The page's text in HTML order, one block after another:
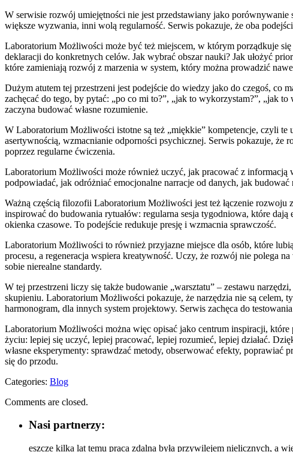
W serwisie rozwój umiejętności nie jest przedstawiany jako
większe wyzwania, inni wolą regularność. Serwis pokazuje, że oba
Laboratorium Możliwości może być też miejscem, w którym porządkuje
deklaracji do konkretnych celów. Jak wybrać obszar nauki? Jak ułożyć
które zamieniają rozwój z marzenia w system, który można prowadzić
Dużym atutem tej przestrzeni jest podejście do wiedzy jako do czegoś, co
zachęcać do tego, by pytać: „po co mi to?”, „jak to wykorzystam?”, „jak
zaczyna budować własne rozumienie.
W Laboratorium Możliwości istotne są też „miękkie” kompetencje, czyli
asertywnością, wzmacnianie odporności psychicznej. Serwis pokazuje,
poprzez regularne ćwiczenia.
Laboratorium Możliwości może również uczyć, jak pracować z informacją
podpowiadać, jak odróżniać emocjonalne narracje od danych, jak
Ważną częścią filozofii Laboratorium Możliwości jest też łączenie
inspirować do budowania rytuałów: regularna sesja tygodniowa, które
okienka czasowe. To podejście redukuje presję i wzmacnia sprawczość.
Laboratorium Możliwości to również przyjazne miejsce dla osób, które
procesu, a regeneracja wspiera kreatywność. Uczy, że rozwój nie polega
sobie nierealne standardy.
W tej przestrzeni liczy się także budowanie „warsztatu” – zestawu
skupieniu. Laboratorium Możliwości pokazuje, że narzędzia nie są celem,
harmonogram, dla innych system projektowy. Serwis zachęca do
Laboratorium Możliwości można więc opisać jako centrum inspiracji,
życiu: lepiej się uczyć, lepiej pracować, lepiej rozumieć, lepiej działać.
własne eksperymenty: sprawdzać metody, obserwować efekty,
się do przodu.
Categories: Blog
Comments are closed.
Nasi partnerzy:
eszcze kilka lat temu praca zdalna była przywilejem nielicznych, a